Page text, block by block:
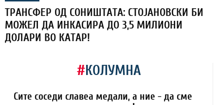
ТРАНСФЕР ОД СОНИШТАТА: СТОЈАНОВСКИ БИ
МОЖЕЛ ДА ИНКАСИРА ДО 3,5 МИЛИОНИ
ДОЛАРИ ВО КАТАР!
#КОЛУМНА
Сите соседи славеа медали, а ние - да сме